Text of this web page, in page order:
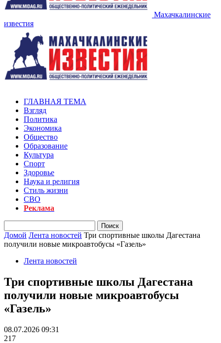
Махачкалинские
известия
ГЛАВНАЯ ТЕМА
Взгляд
Политика
Экономика
Общество
Образование
Культура
Спорт
Здоровье
Наука и религия
Стиль жизни
СВО
Реклама
Домой Лента новостей Три спортивные школы Дагестана
получили новые микроавтобусы «Газель»
Лента новостей
Три спортивные школы Дагестана
получили новые микроавтобусы
«Газель»
08.07.2026 09:31
217